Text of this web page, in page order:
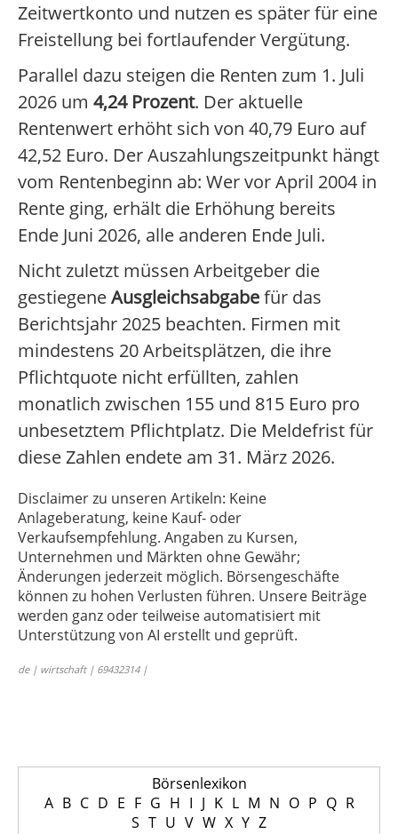
Zeitwertkonto und nutzen es später für eine
Freistellung bei fortlaufender Vergütung.
Parallel dazu steigen die Renten zum 1. Juli
2026 um 4,24 Prozent. Der aktuelle
Rentenwert erhöht sich von 40,79 Euro auf
42,52 Euro. Der Auszahlungszeitpunkt hängt
vom Rentenbeginn ab: Wer vor April 2004 in
Rente ging, erhält die Erhöhung bereits
Ende Juni 2026, alle anderen Ende Juli.
Nicht zuletzt müssen Arbeitgeber die
gestiegeneAusgleichsabgabefür das
Berichtsjahr 2025 beachten. Firmen mit
mindestens 20 Arbeitsplätzen, die ihre
Pflichtquote nicht erfüllten, zahlen
monatlich zwischen 155 und 815 Euro pro
unbesetztem Pflichtplatz. Die Meldefrist für
diese Zahlen endete am 31. März 2026.
Disclaimer zu unseren Artikeln: Keine
Anlageberatung, keine Kauf- oder
Verkaufsempfehlung. Angaben zu Kursen,
Unternehmen und Märkten ohne Gewähr;
Änderungen jederzeit möglich. Börsengeschäfte
können zu hohen Verlusten führen. Unsere Beiträge
werden ganz oder teilweise automatisiert mit
Unterstützung von AI erstellt und geprüft.
de | wirtschaft | 69432314 |
Börsenlexikon
A B C D E F G H I J K L M N O P Q R
S T U V W X Y Z